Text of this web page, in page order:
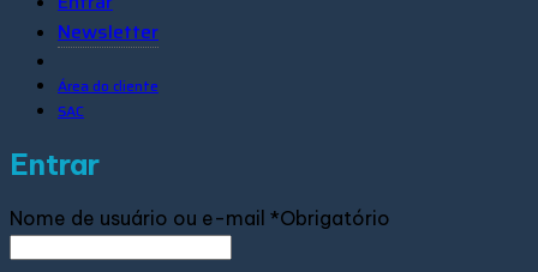
Newsletter
Área do cliente
SAC
Entrar
Nome de usuário ou e-mail *Obrigatório